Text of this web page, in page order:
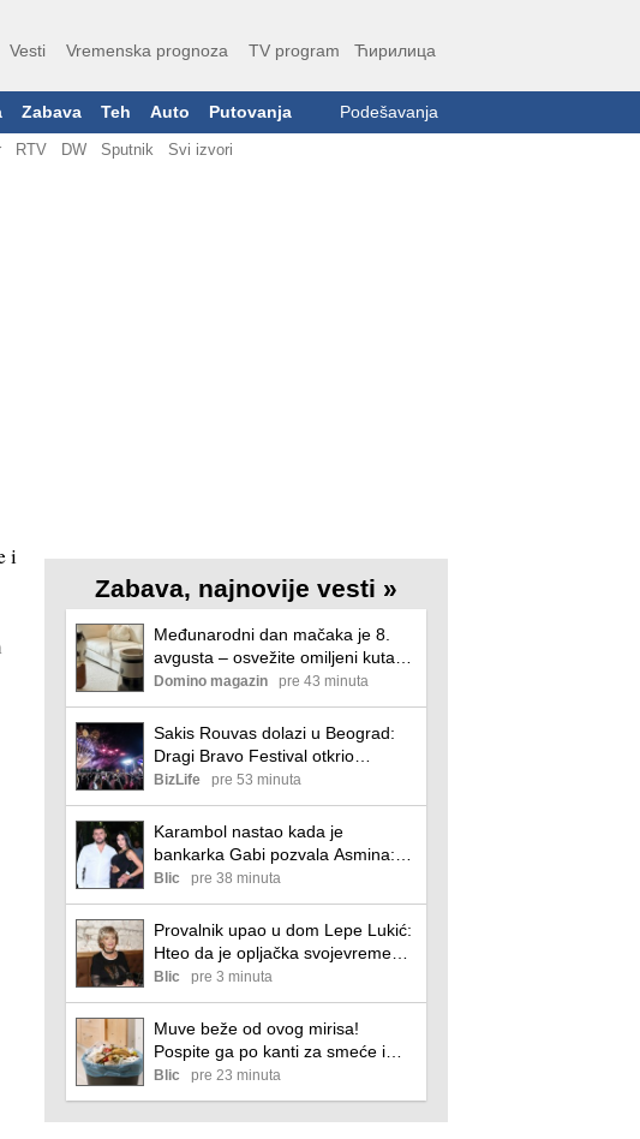
Vesti Vremenska prognoza TV program Ћирилица
Zabava Teh Auto Putovanja Podešavanja
RTV DW Sputnik Svi izvori
i
Zabava, najnovije vesti »
Međunarodni dan mačaka je 8.
avgusta – osvežite omiljeni kutak
svog ljubimca Huma Kotor Bay
obeležava vrhunac letnje sezone
Mali gest, stvarna podrška –
Pepco dokazuje da kupovina
može da pomaže! Poslednji
Domino magazin pre 43 minuta
Sakis Rouvas dolazi u Beograd:
Dragi Bravo Festival otkrio
kompletan program
BizLife pre 53 minuta
Karambol nastao kada je
bankarka Gabi pozvala Asmina:
Maja Marinković urla u pozadini i
vređa je kako stigne - internet gori
od šok snimka
Blic pre 38 minuta
Provalnik upao u dom Lepe Lukić:
Hteo da je opljačka svojevremeno,
a ono što je zatekao ga je šokiralo
- pevačica se oglasila
Blic pre 3 minuta
Muve beže od ovog mirisa!
Pospite ga po kanti za smeće i
rešite se dosadnog problema
Blic pre 23 minuta